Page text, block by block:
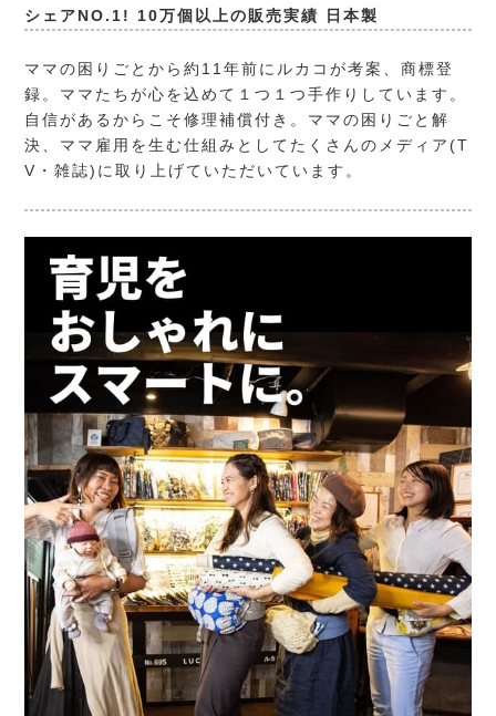
シェアNO.1! 10万個以上の販売実績 日本製
ママの困りごとから約11年前にルカコが考案、商標登
録。ママたちが心を込めて１つ１つ手作りしています。
自信があるからこそ修理補償付き。ママの困りごと解
決、ママ雇用を生む仕組みとしてたくさんのメディア(T
V・雑誌)に取り上げていただいています。